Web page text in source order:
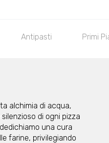
Antipasti Primi
alchimia di acqua,
di ogni pizza
una cura
farine, privilegiando